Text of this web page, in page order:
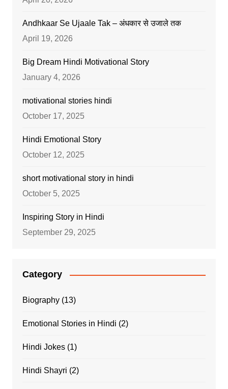
Andhkaar Se Ujaale Tak – अंधकार से उजाले तक
April 19, 2026
Big Dream Hindi Motivational Story
January 4, 2026
motivational stories hindi
October 17, 2025
Hindi Emotional Story
October 12, 2025
short motivational story in hindi
October 5, 2025
Inspiring Story in Hindi
September 29, 2025
Category
Biography(13)
Emotional Stories in Hindi (2)
Hindi Jokes(1)
Hindi Shayri (2)